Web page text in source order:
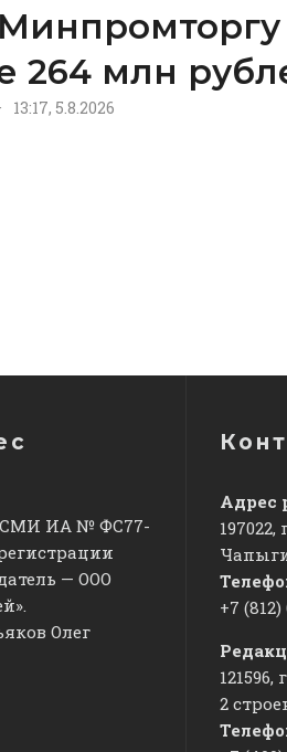
264 млн
· 13:17, 5.8.2026
СМИ ИА № ФС77-
— ООО
Олег
Адрес
+7
2